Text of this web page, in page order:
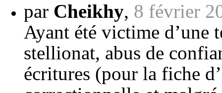
par Cheikhy, 8 février
Ayant été victime d’une
stellionat, abus de
écritures (pour la fiche